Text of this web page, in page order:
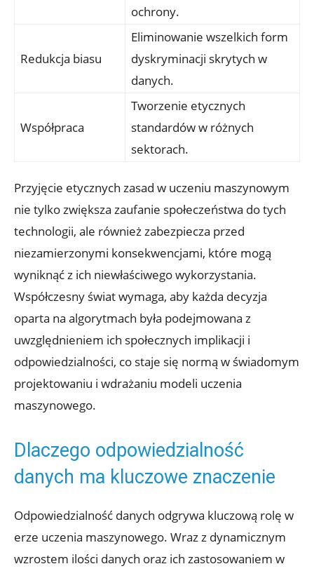
ochrony.
Redukcja biasu
Eliminowanie wszelkich form
dyskryminacji skrytych w
danych.
Współpraca
Tworzenie etycznych
standardów w różnych
sektorach.
Przyjęcie etycznych zasad w uczeniu maszynowym
nie tylko zwiększa zaufanie społeczeństwa do tych
technologii, ale również zabezpiecza przed
niezamierzonymi konsekwencjami, które mogą
wyniknąć z ich niewłaściwego wykorzystania.
Współczesny świat wymaga, aby każda decyzja
oparta na algorytmach była podejmowana z
uwzględnieniem ich społecznych implikacji i
odpowiedzialności, co staje się normą w świadomym
projektowaniu i wdrażaniu modeli uczenia
maszynowego.
Dlaczego odpowiedzialność
danych ma kluczowe znaczenie
Odpowiedzialność danych odgrywa kluczową rolę w
erze uczenia maszynowego. Wraz z dynamicznym
wzrostem ilości danych oraz ich zastosowaniem w